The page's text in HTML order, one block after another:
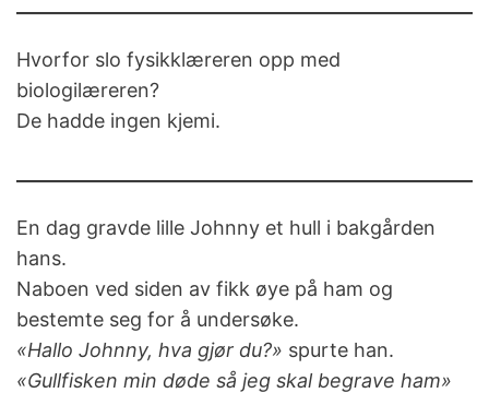
Hvorfor slo fysikklæreren opp med
biologilæreren?
De hadde ingen kjemi.
En dag gravde lille Johnny et hull i bakgården
hans.
Naboen ved siden av fikk øye på ham og
bestemte seg for å undersøke.
«Hallo Johnny, hva gjør du?» spurte han.
«Gullfisken min døde så jeg skal begrave ham»